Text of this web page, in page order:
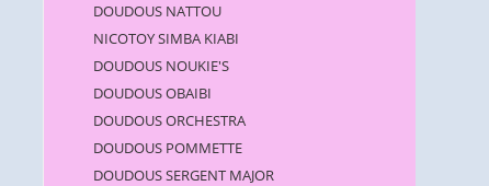
DOUDOUS NATTOU
NICOTOY SIMBA KIABI
DOUDOUS NOUKIE'S
DOUDOUS OBAIBI
DOUDOUS ORCHESTRA
DOUDOUS POMMETTE
DOUDOUS SERGENT MAJOR